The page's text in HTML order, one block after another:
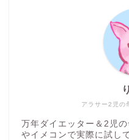
アラサー2児の
万年ダイエッター＆2児
やイメコンで実際に試し